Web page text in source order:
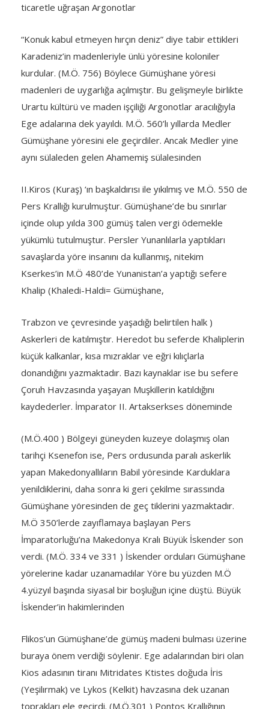
ticaretle uğraşan Argonotlar
“Konuk kabul etmeyen hırçın deniz” diye tabir ettikleri
Karadeniz’in madenleriyle ünlü yöresine koloniler
kurdular. (M.Ö. 756) Böylece Gümüşhane yöresi
madenleri de uygarlığa açılmıştır. Bu gelişmeyle birlikte
Urartu kültürü ve maden işçiliği Argonotlar aracılığıyla
Ege adalarına dek yayıldı. M.Ö. 560’lı yıllarda Medler
Gümüşhane yöresini ele geçirdiler. Ancak Medler yine
aynı sülaleden gelen Ahamemiş sülalesinden
II.Kiros (Kuraş) ‘ın başkaldırısı ile yıkılmış ve M.Ö. 550 de
Pers Krallığı kurulmuştur. Gümüşhane’de bu sınırlar
içinde olup yılda 300 gümüş talen vergi ödemekle
yükümlü tutulmuştur. Persler Yunanlılarla yaptıkları
savaşlarda yöre insanını da kullanmış, nitekim
Kserkes’in M.Ö 480’de Yunanistan’a yaptığı sefere
Khalip (Khaledi-Haldi= Gümüşhane,
Trabzon ve çevresinde yaşadığı belirtilen halk )
Askerleri de katılmıştır. Heredot bu seferde Khaliplerin
küçük kalkanlar, kısa mızraklar ve eğri kılıçlarla
donandığını yazmaktadır. Bazı kaynaklar ise bu sefere
Çoruh Havzasında yaşayan Muşkillerin katıldığını
kaydederler. İmparator II. Artakserkses döneminde
(M.Ö.400 ) Bölgeyi güneyden kuzeye dolaşmış olan
tarihçi Ksenefon ise, Pers ordusunda paralı askerlik
yapan Makedonyallıların Babil yöresinde Karduklara
yenildiklerini, daha sonra ki geri çekilme sırassında
Gümüşhane yöresinden de geç tiklerini yazmaktadır.
M.Ö 350’lerde zayıflamaya başlayan Pers
İmparatorluğu’na Makedonya Kralı Büyük İskender son
verdi. (M.Ö. 334 ve 331 ) İskender orduları Gümüşhane
yörelerine kadar uzanamadılar Yöre bu yüzden M.Ö
4.yüzyıl başında siyasal bir boşluğun içine düştü. Büyük
İskender’in hakimlerinden
Flikos’un Gümüşhane’de gümüş madeni bulması üzerine
buraya önem verdiği söylenir. Ege adalarından biri olan
Kios adasının tiranı Mitridates Ktistes doğuda İris
(Yeşilırmak) ve Lykos (Kelkit) havzasına dek uzanan
toprakları ele geçirdi. (M.Ö.301 ) Pontos Krallığının